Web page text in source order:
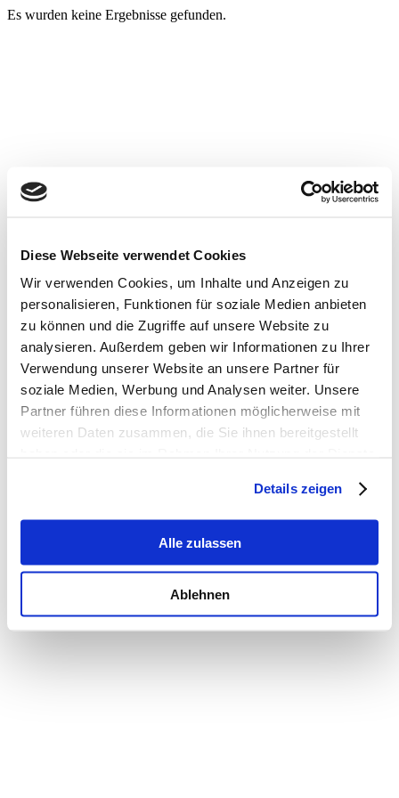
Diese Webseite verwendet Cookies
Wir verwenden Cookies, um Inhalte und Anzeigen zu
personalisieren, Funktionen für soziale Medien anbieten
zu können und die Zugriffe auf unsere Website zu
analysieren. Außerdem geben wir Informationen zu Ihrer
Verwendung unserer Website an unsere Partner für
soziale Medien, Werbung und Analysen weiter. Unsere
Partner führen diese Informationen möglicherweise mit
weiteren Daten zusammen, die Sie ihnen bereitgestellt
Details zeigen
Alle zulassen
Ablehnen
Es wurden keine Ergebnisse gefunden.